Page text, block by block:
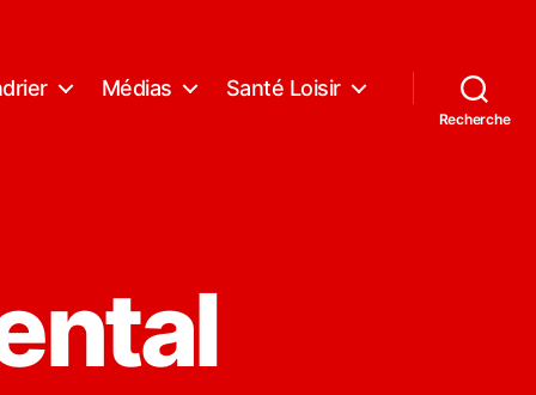
Médias Santé Loisir
Recherche